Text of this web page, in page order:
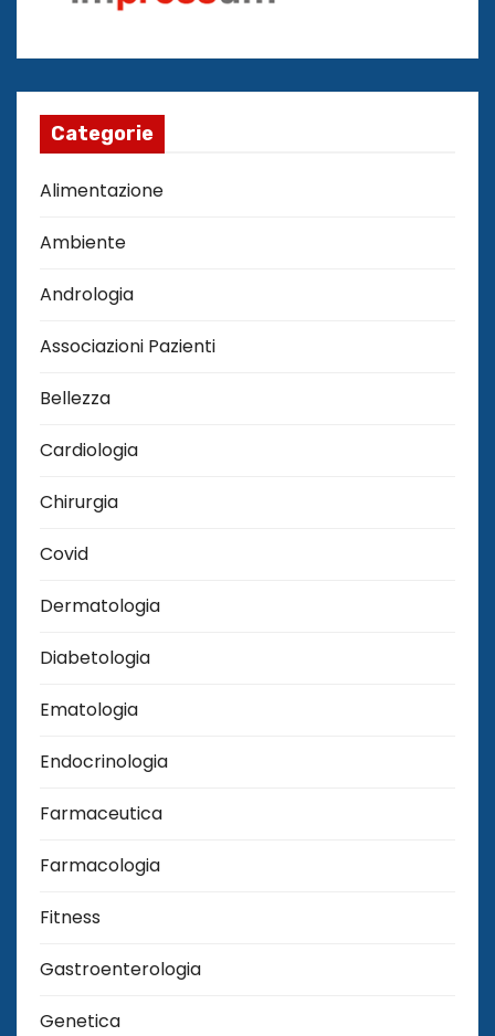
Categorie
Alimentazione
Ambiente
Andrologia
Associazioni Pazienti
Bellezza
Cardiologia
Chirurgia
Covid
Dermatologia
Diabetologia
Ematologia
Endocrinologia
Farmaceutica
Farmacologia
Fitness
Gastroenterologia
Genetica